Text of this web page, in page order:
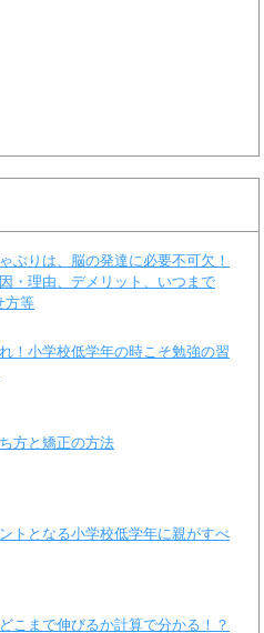
ぶりは、脳の発達に必要不可欠！
・理由、デメリット、いつまで
方等
！小学校低学年の時こそ勉強の習
方と矯正の方法
トとなる小学校低学年に親がすべ
こまで伸びるか計算で分かる！？